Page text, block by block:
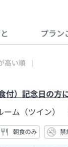
プラン
高い順
付）記念日の方
ーム（ツイン）
朝食のみ 禁